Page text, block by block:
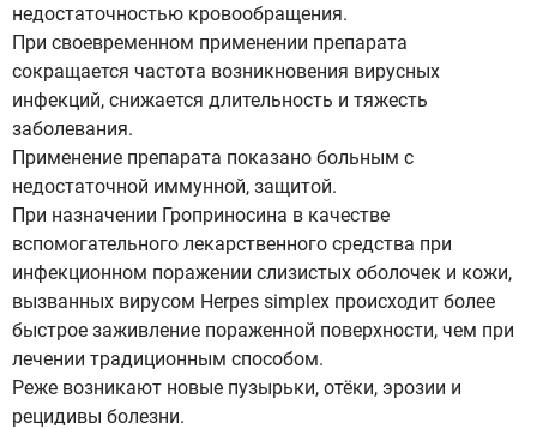
недостаточностью кровообращения.
При своевременном применении препарата
сокращается частота возникновения вирусных
инфекций, снижается длительность и тяжесть
заболевания.
Применение препарата показано больным с
недостаточной иммунной, защитой.
При назначении Гроприносина в качестве
вспомогательного лекарственного средства при
инфекционном поражении слизистых оболочек и кожи,
вызванных вирусом Herpes simplex происходит более
быстрое заживление пораженной поверхности, чем при
лечении традиционным способом.
Реже возникают новые пузырьки, отёки, эрозии и
рецидивы болезни.